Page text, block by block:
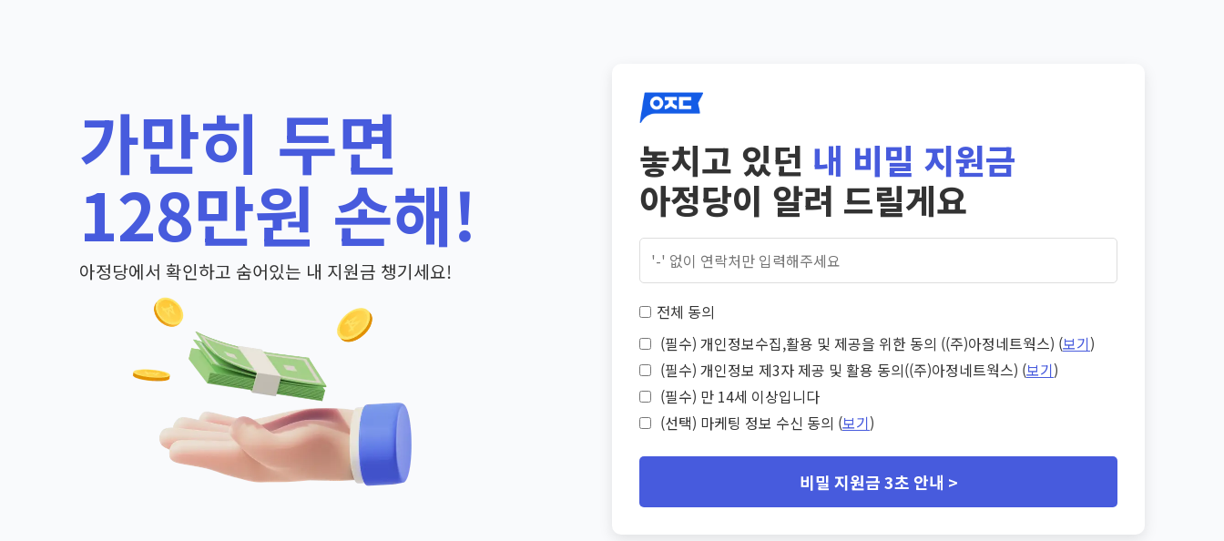
가만히 두면
128만원 손해!
아정당에서 확인하고 숨어있는 내 지원금 챙기세요!
놓치고 있던 내 비밀 지원금
아정당이 알려 드릴게요
전체 동의
(필수) 개인정보수집,활용 및 제공을 위한 동의 ((주)아정네트웍스) (보기)
(필수) 개인정보 제3자 제공 및 활용 동의((주)아정네트웍스) (보기)
(필수) 만 14세 이상입니다
(선택) 마케팅 정보 수신 동의 (보기)
비밀 지원금 3초 안내 >